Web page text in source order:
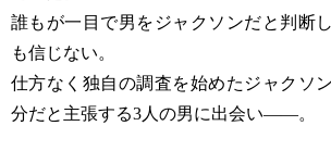
誰もが一目で男をジャクソンだと判断
も信じない。
仕方なく独自の調査を始めたジャクソ
分だと主張する3人の男に出会い――。